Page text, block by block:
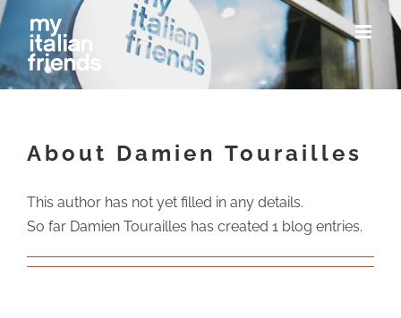
Skip
content
About Damien Tourailles
This author has not yet filled in any details.
So far Damien Tourailles has created 1 blog entries.